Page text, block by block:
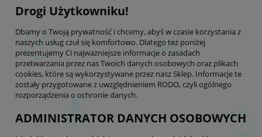
Drogi Użytkowniku!
Dbamy o Twoją prywatność i chcemy, abyś w czasie korzystania z
naszych usług czuł się komfortowo. Dlatego też poniżej
prezentujemy Ci najważniejsze informacje o zasadach
przetwarzania przez nas Twoich danych osobowych oraz plikach
cookies, które są wykorzystywane przez nasz Sklep. Informacje te
zostały przygotowane z uwzględnieniem RODO, czyli ogólnego
rozporządzenia o ochronie danych.
ADMINISTRATOR DANYCH OSOBOWYCH